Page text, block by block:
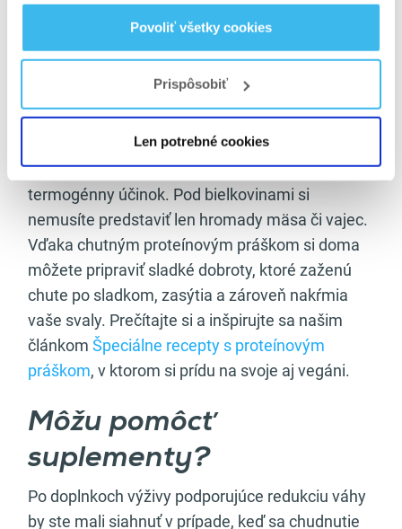
Povoliť všetky cookies
Prispôsobiť
Len potrebné cookies
Proteíny: 30 %, 540 kcal / 4 kcal = 135 g
Tuky: 20%, 360kcal / 9 kcal = 40g
prispôsobovať svojím chutiam a potrebám. Ak
ste viac „tukový“ typ znížte sacharidy a pridajte
tuky. Proteíny by mali ostať na vysokej úrovni,
nakoľko najlepšie zasýtia, chránia svaly a majú
termogénny účinok. Pod bielkovinami si
nemusíte predstaviť len hromady mäsa či vajec.
Vďaka chutným proteínovým práškom si doma
môžete pripraviť sladké dobroty, ktoré zaženú
chute po sladkom, zasýtia a zároveň nakŕmia
vaše svaly. Prečítajte si a inšpirujte sa našim
článkom Špeciálne recepty s proteínovým
práškom, v ktorom si prídu na svoje aj vegáni.
Môžu pomôcť
suplementy?
Po doplnkoch výživy podporujúce redukciu váhy
by ste mali siahnuť v prípade, keď sa chudnutie